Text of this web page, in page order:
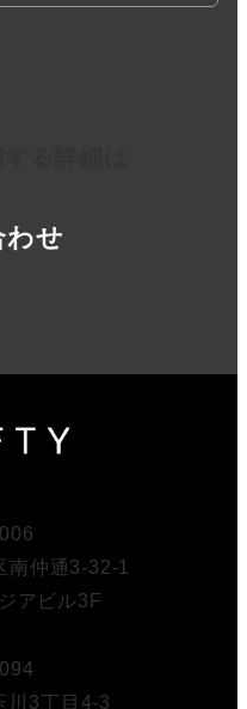
わせ
南仲通3-32-1
アビル3F
川3丁目4-3